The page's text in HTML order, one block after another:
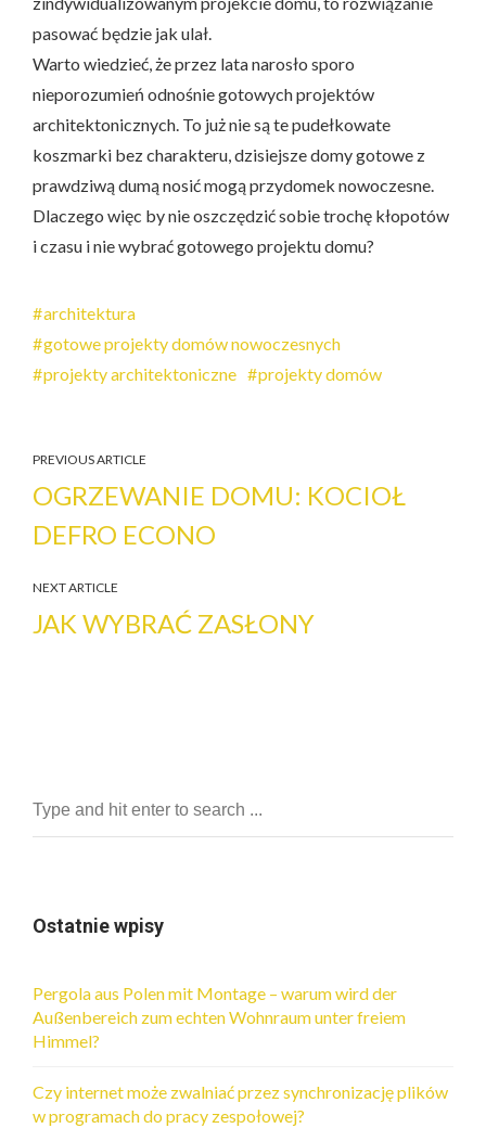
pasować będzie jak ulał.
Warto wiedzieć, że przez lata narosło sporo
nieporozumień odnośnie gotowych projektów
architektonicznych. To już nie są te pudełkowate
koszmarki bez charakteru, dzisiejsze domy gotowe z
prawdziwą dumą nosić mogą przydomek nowoczesne.
Dlaczego więc by nie oszczędzić sobie trochę kłopotów
i czasu i nie wybrać gotowego projektu domu?
architektura
gotowe projekty domów nowoczesnych
projekty architektoniczne
projekty domów
PREVIOUS ARTICLE
OGRZEWANIE DOMU: KOCIOŁ
DEFRO ECONO
NEXT ARTICLE
JAK WYBRAĆ ZASŁONY
Ostatnie wpisy
Pergola aus Polen mit Montage – warum wird der
Außenbereich zum echten Wohnraum unter freiem
Himmel?
Czy internet może zwalniać przez synchronizację plików
w programach do pracy zespołowej?